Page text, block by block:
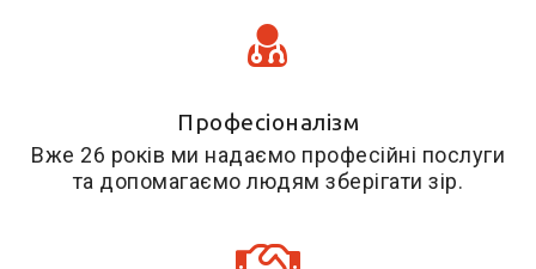
Професіоналізм
Вже 26 років ми надаємо професійні послуги
та допомагаємо людям зберігати зір.